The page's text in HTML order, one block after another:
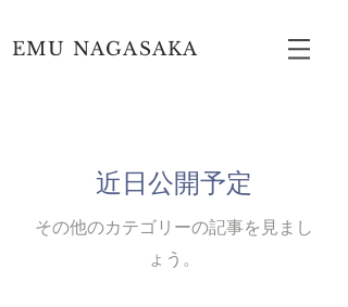
EMU NAGASAKA
近日公開予定
その他のカテゴリーの記事を見まし
ょう。